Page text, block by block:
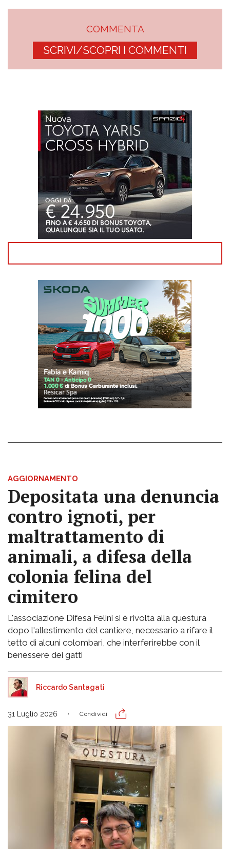
COMMENTA
SCRIVI/SCOPRI I COMMENTI
AGGIORNAMENTO
Depositata una denuncia
contro ignoti, per
maltrattamento di
animali, a difesa della
colonia felina del
cimitero
L'associazione Difesa Felini si è rivolta alla questura
dopo l'allestimento del cantiere, necessario a rifare il
tetto di alcuni colombari, che interferirebbe con il
benessere dei gatti
Riccardo Santagati
31 Luglio 2026 Condividi